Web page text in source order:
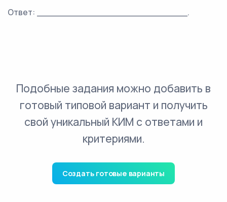
Ответ: ___________________________.
Подобные задания можно добавить в
готовый типовой вариант и получить
свой уникальный КИМ с ответами и
критериями.
Создать готовые варианты